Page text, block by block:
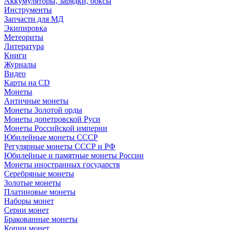
Инструменты
Запчасти для МД
Экипировка
Метеориты
Литература
Книги
Журналы
Видео
Карты на CD
Монеты
Античные монеты
Монеты Золотой орды
Монеты допетровской Руси
Монеты Российской империи
Юбилейные монеты СССР
Регулярные монеты СССР и РФ
Юбилейные и памятные монеты России
Монеты иностранных государств
Серебряные монеты
Золотые монеты
Платиновые монеты
Наборы монет
Серии монет
Бракованные монеты
Копии монет